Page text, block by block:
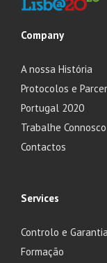
Company
A nossa História
Protocolos e
Portugal 2020
Trabalhe Connosco
Contactos
Services
Controlo e
Formação